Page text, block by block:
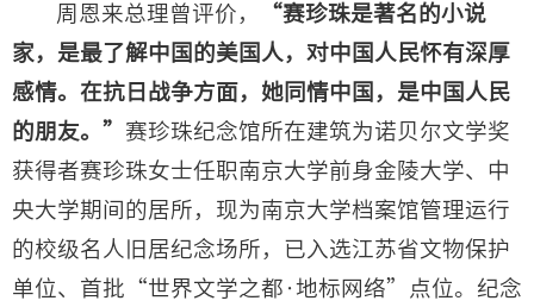
周恩来总理曾评价，
“赛珍珠是著名的小说
家，是最了解中国的美国人，对中国人民怀有深厚
感情。在抗日战争方面，她同情中国，是中国人民
的朋友。” 赛珍珠纪念馆所在建筑为诺贝尔文学奖
获得者赛珍珠女士任职南京大学前身金陵大学、中
央大学期间的居所， 现为南京大学档案馆管理运行
的校级名人旧居纪念场所， 已入选江苏省文物保护
单位、 首批“世界文学之都·地标网络”点位。纪念